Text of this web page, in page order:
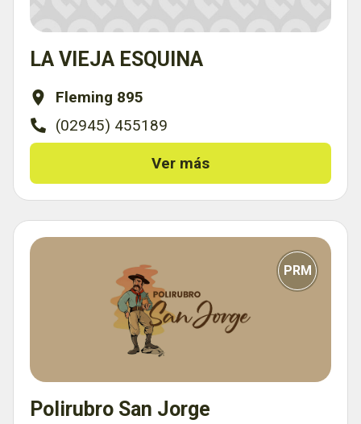
LA VIEJA ESQUINA
Fleming 895
(02945) 455189
Ver más
PRM
Polirubro San Jorge